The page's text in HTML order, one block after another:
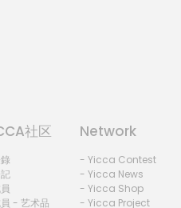
社区
- 艺术品
Network
- Yicca Contest
- Yicca News
- Yicca Shop
- Yicca Project